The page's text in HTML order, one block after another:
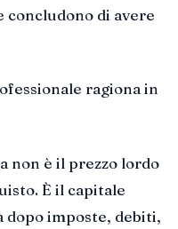
concludono di avere
ragiona in
non è il prezzo lordo
È il capitale
imposte, debiti,